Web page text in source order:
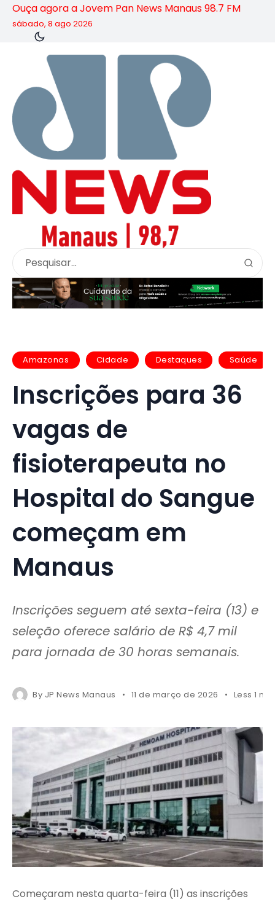
Ouça agora a Jovem Pan News Manaus 98.7 FM
sábado, 8 ago 2026
Amazonas Cidade Destaques Saúde
Inscrições para 36
vagas de
fisioterapeuta no
Hospital do Sangue
começam em
Manaus
Inscrições seguem até sexta-feira (13) e
seleção oferece salário de R$ 4,7 mil
para jornada de 30 horas semanais.
By JP News Manaus 11 de março de 2026 Less 1
Começaram nesta quarta-feira (11) as inscrições